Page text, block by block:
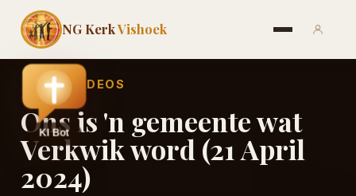
NG KerkVishoek
ALLE VIDEOS
Ons is 'n gemeente wat
Verkwik word (21 April
2024)